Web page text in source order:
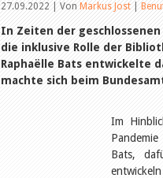
27.09.2022 | VonMarkus Jost|
In Zeiten der
die inklusive Rolle der
Raphaëlle Bats entwickelte
machte sich beim
Im
Bats,